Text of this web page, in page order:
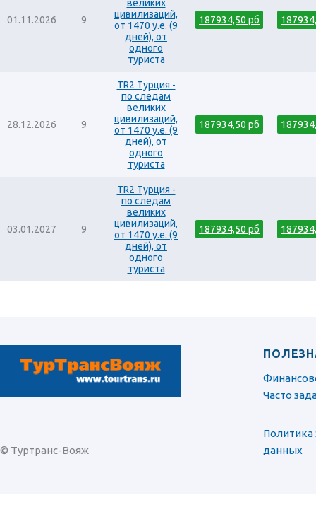
01.11.2026 9
великих
цивилизаций,
от 1470 у.е. (9
дней), от
одного
туриста
187934,50 рб
28.12.2026 9
TR2 Турция -
по следам
великих
цивилизаций,
от 1470 у.е. (9
дней), от
одного
туриста
187934,50 рб
03.01.2027 9
TR2 Турция -
по следам
великих
цивилизаций,
от 1470 у.е. (9
дней), от
одного
туриста
187934,50 рб
© Туртранс-Вояж
Часто
данных